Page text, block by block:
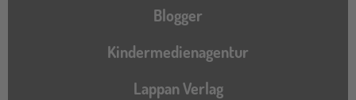
Blogger
Kindermedienagentur
Lappan Verlag